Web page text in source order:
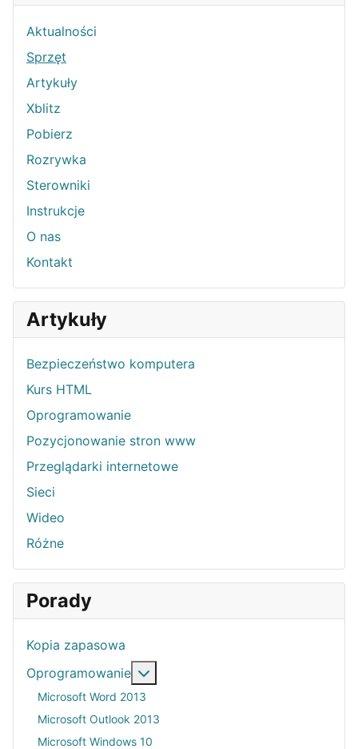
Aktualności
Sprzęt
Artykuły
Xblitz
Pobierz
Rozrywka
Sterowniki
Instrukcje
O nas
Kontakt
Artykuły
Bezpieczeństwo komputera
Kurs HTML
Oprogramowanie
Pozycjonowanie stron www
Przeglądarki internetowe
Sieci
Wideo
Różne
Porady
Kopia zapasowa
Oprogramowanie
Microsoft Word 2013
Microsoft Outlook 2013
Microsoft Windows 10